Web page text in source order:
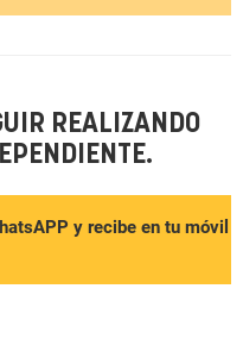
REALIZANDO
y recibe en tu móvil